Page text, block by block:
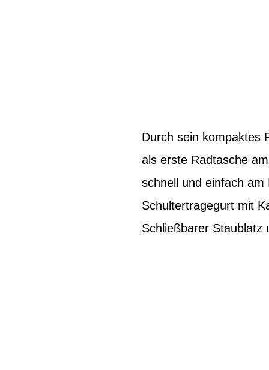
Durch sein kompaktes
als erste Radtasche
schnell und einfach
Schultertragegurt mit
Schließbarer Staublatz